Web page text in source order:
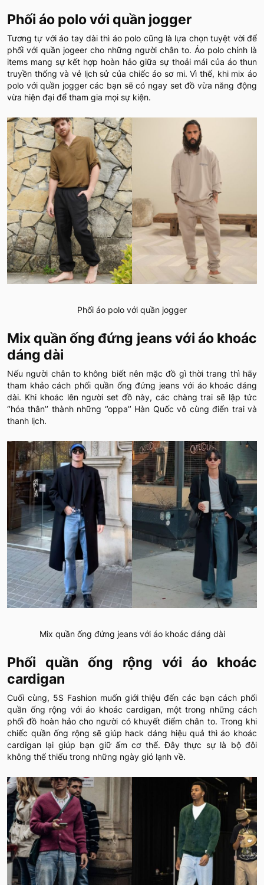
Phối áo polo với quần jogger
Tương tự với áo tay dài thì áo polo cũng là lựa chọn tuyệt vời để
phối với quần jogeer cho những người chân to. Áo polo chính là
items mang sự kết hợp hoàn hảo giữa sự thoải mái của áo thun
truyền thống và vẻ lịch sử của chiếc áo sơ mi. Vì thế, khi mix áo
polo với quần jogger các bạn sẽ có ngay set đồ vừa năng động
vừa hiện đại để tham gia mọi sự kiện.
Phối áo polo với quần jogger
Mix quần ống đứng jeans với áo khoác
dáng dài
Nếu người chân to không biết nên mặc đồ gì thời trang thì hãy
tham khảo cách phối quần ống đứng jeans với áo khoác dáng
dài. Khi khoác lên người set đồ này, các chàng trai sẽ lập tức
‘’hóa thân’’ thành những ‘’oppa’’ Hàn Quốc vô cùng điển trai và
thanh lịch.
Mix quần ống đứng jeans với áo khoác dáng dài
Phối quần ống rộng với áo khoác
cardigan
Cuối cùng, 5S Fashion muốn giới thiệu đến các bạn cách phối
quần ống rộng với áo khoác cardigan, một trong những cách
phối đồ hoàn hảo cho người có khuyết điểm chân to. Trong khi
chiếc quần ống rộng sẽ giúp hack dáng hiệu quả thì áo khoác
cardigan lại giúp bạn giữ ấm cơ thể. Đây thực sự là bộ đôi
không thể thiếu trong những ngày gió lạnh về.